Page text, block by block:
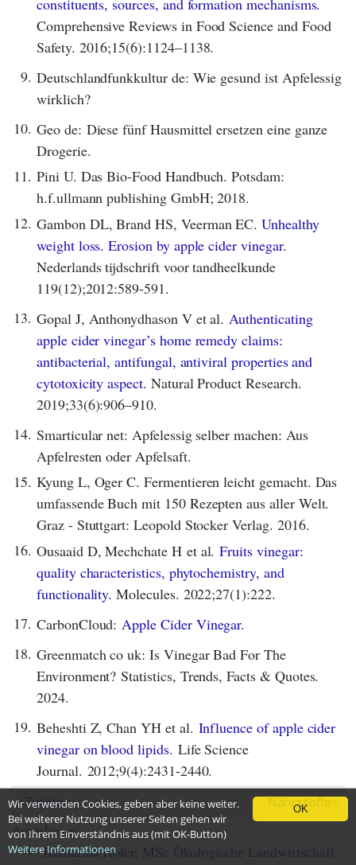
Comprehensive Reviews in Food Science and Food
Safety. 2016;15(6):1124–1138.
9. Deutschlandfunkkultur de: Wie gesund ist Apfelessig
wirklich?
10. Geo de: Diese fünf Hausmittel ersetzen eine ganze
Drogerie.
11. Pini U. Das Bio-Food Handbuch. Potsdam:
h.f.ullmann publishing GmbH; 2018.
12. Gambon DL, Brand HS, Veerman EC.Unhealthy
weight loss. Erosion by apple cider vinegar.
Nederlands tijdschrift voor tandheelkunde
119(12);2012:589-591.
13. Gopal J, Anthonydhason V et al. Authenticating
apple cider vinegar’s home remedy claims:
antibacterial, antifungal, antiviral properties and
cytotoxicity aspect. Natural Product Research.
2019;33(6):906–910.
14. Smarticular net: Apfelessig selber machen: Aus
Apfelresten oder Apfelsaft.
15. Kyung L, Oger C. Fermentieren leicht gemacht. Das
umfassende Buch mit 150 Rezepten aus aller Welt.
Graz - Stuttgart: Leopold Stocker Verlag. 2016.
16. Ousaaid D, Mechchate H et al.Fruits vinegar:
quality characteristics, phytochemistry, and
functionality. Molecules. 2022;27(1):222.
17. CarbonCloud: Apple Cider Vinegar.
18. Greenmatch co uk: Is Vinegar Bad For The
Environment? Statistics, Trends, Facts & Quotes.
2024.
19. Beheshti Z, Chan YH et al. Influence of apple cider
vinegar on blood lipids. Life Science
Journal. 2012;9(4):2431-2440.
<Zutaten Nährstoffe>
AutorInnen:
Katharina Hofer, MSc Ökologische Landwirtschaft
OK
Wir verwenden Cookies, geben aber keine weiter.
Bei weiterer Nutzung unserer Seiten gehen wir
von Ihrem Einverständnis aus (mit OK-Button)
Weitere Informationen